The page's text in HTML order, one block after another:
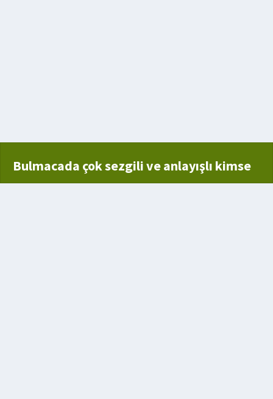
Bulmacada çok sezgili ve anlayışlı kimse